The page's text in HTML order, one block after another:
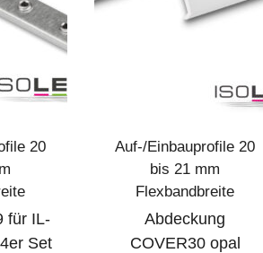
20
für IL-
Set
Auf-/Einbauprofile 20
bis 21 mm
Flexbandbreite
Abdeckung
COVER30 opal